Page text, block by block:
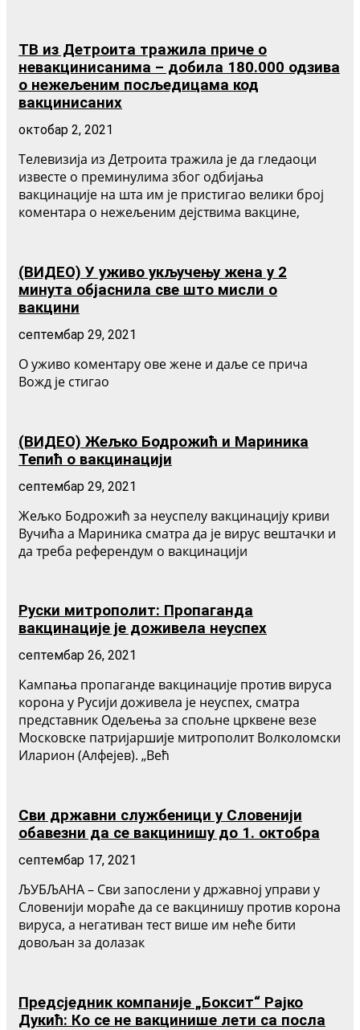
ТВ из Детроита тражила приче о
невакцинисанима – добила 180.000 одзива
о нежељеним посљедицама код
вакцинисаних
октобар 2, 2021
Телевизија из Детроита тражила је да гледаоци
известе о преминулима због одбијања
вакцинације на шта им је пристигао велики број
коментара о нежељеним дејствима вакцине,
(ВИДЕО) У уживо укључењу жена у 2
минута објаснила све што мисли о
вакцини
септембар 29, 2021
О уживо коментару ове жене и даље се прича
Вожд је стигао
(ВИДЕО) Жељко Бодрожић и Мариника
Тепић о вакцинацији
септембар 29, 2021
Жељко Бодрожић за неуспелу вакцинацију криви
Вучића а Мариника сматра да је вирус вештачки и
да треба референдум о вакцинацији
Руски митрополит: Пропаганда
вакцинације је доживела неуспех
септембар 26, 2021
Кампања пропаганде вакцинације против вируса
корона у Русији доживела је неуспех, сматра
представник Одељења за спољне црквене везе
Московске патријаршије митрополит Волколомски
Иларион (Алфејев). „Већ
Сви државни службеници у Словенији
обавезни да се вакцинишу до 1. октобра
септембар 17, 2021
ЉУБЉАНА – Сви запослени у државној управи у
Словенији мораће да се вакцинишу против корона
вируса, а негативан тест више им неће бити
довољан за долазак
Предсједник компаније „Боксит“ Рајко
Дукић: Ко се не вакцинише лети са посла